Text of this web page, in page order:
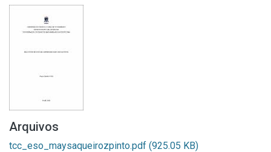
Arquivos
tcc_eso_maysaqueirozpinto.pdf (925.05 KB)